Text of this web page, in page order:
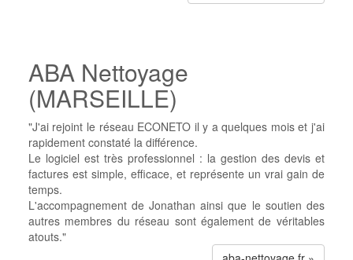
ABA Nettoyage
(MARSEILLE)
"J'ai rejoint le réseau ECONETO il y a quelques mois et j'ai
rapidement constaté la différence.
Le logiciel est très professionnel : la gestion des devis et
factures est simple, efficace, et représente un vrai gain de
temps.
L'accompagnement de Jonathan ainsi que le soutien des
autres membres du réseau sont également de véritables
atouts."